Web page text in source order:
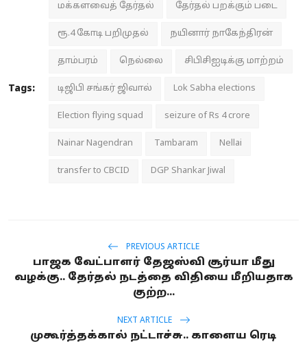
Tags:
மக்களவைத் தேர்தல் தேர்தல் பறக்கும் படை
ரூ.4 கோடி பறிமுதல் நயினார் நாகேந்திரன்
தாம்பரம் நெல்லை சிபிசிஐடிக்கு மாற்றம்
டிஜிபி சங்கர் ஜிவால் Lok Sabha elections
Election flying squad seizure of Rs 4 crore
Nainar Nagendran Tambaram Nellai
transfer to CBCID DGP Shankar Jiwal
PREVIOUS ARTICLE
பாஜக வேட்பாளர் தேஜஸ்வி சூர்யா மீது
வழக்கு.. தேர்தல் நடத்தை விதியை மீறியதாக
குற்ற...
NEXT ARTICLE
முகூர்த்தக்கால் நட்டாச்சு.. காளைய ரெடி